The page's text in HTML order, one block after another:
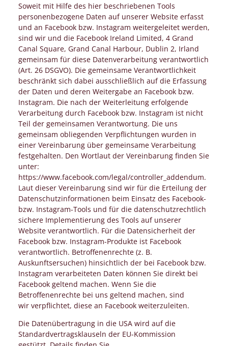
Soweit mit Hilfe des hier beschriebenen Tools
personenbezogene Daten auf unserer Website erfasst
und an Facebook bzw. Instagram weitergeleitet werden,
sind wir und die Facebook Ireland Limited, 4 Grand
Canal Square, Grand Canal Harbour, Dublin 2, Irland
gemeinsam für diese Datenverarbeitung verantwortlich
(Art. 26 DSGVO). Die gemeinsame Verantwortlichkeit
beschränkt sich dabei ausschließlich auf die Erfassung
der Daten und deren Weitergabe an Facebook bzw.
Instagram. Die nach der Weiterleitung erfolgende
Verarbeitung durch Facebook bzw. Instagram ist nicht
Teil der gemeinsamen Verantwortung. Die uns
gemeinsam obliegenden Verpflichtungen wurden in
einer Vereinbarung über gemeinsame Verarbeitung
festgehalten. Den Wortlaut der Vereinbarung finden Sie
unter:
https://www.facebook.com/legal/controller_addendum.
Laut dieser Vereinbarung sind wir für die Erteilung der
Datenschutzinformationen beim Einsatz des Facebook-
bzw. Instagram-Tools und für die datenschutzrechtlich
sichere Implementierung des Tools auf unserer
Website verantwortlich. Für die Datensicherheit der
Facebook bzw. Instagram-Produkte ist Facebook
verantwortlich. Betroffenenrechte (z. B.
Auskunftsersuchen) hinsichtlich der bei Facebook bzw.
Instagram verarbeiteten Daten können Sie direkt bei
Facebook geltend machen. Wenn Sie die
Betroffenenrechte bei uns geltend machen, sind
wir verpflichtet, diese an Facebook weiterzuleiten.
Die Datenübertragung in die USA wird auf die
Standardvertragsklauseln der EU-Kommission